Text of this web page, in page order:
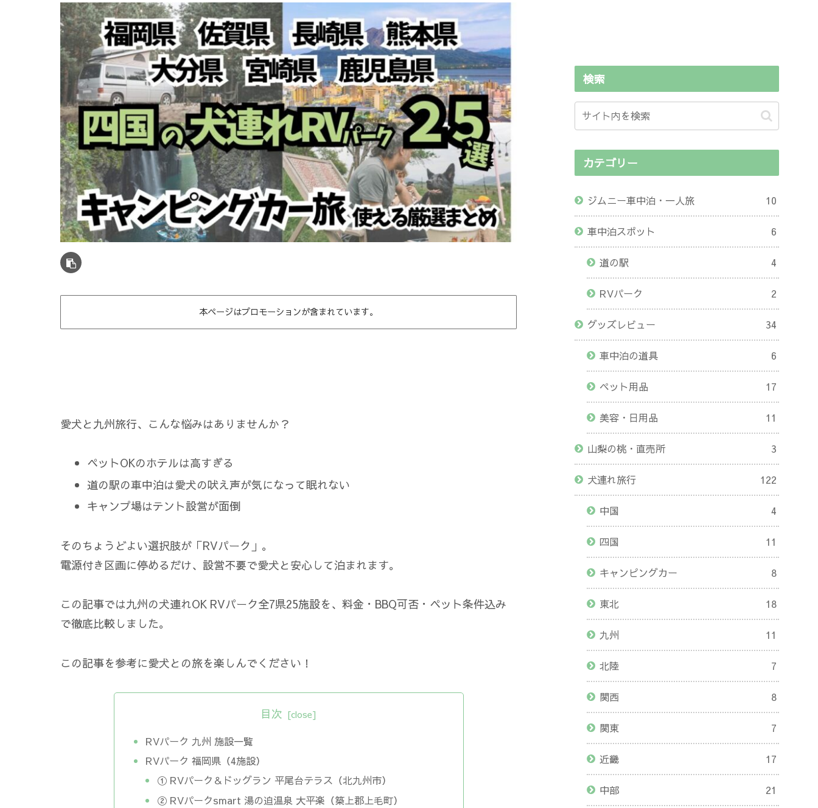
本ページはプロモーションが含まれています。
愛犬と九州旅行、こんな悩みはありませんか？
ペットOKのホテルは高すぎる
道の駅の車中泊は愛犬の吠え声が気になって眠れない
キャンプ場はテント設営が面倒
そのちょうどよい選択肢が「RVパーク」。
電源付き区画に停めるだけ、設営不要で愛犬と安心して泊まれます。
この記事では九州の犬連れOK RVパーク全7県25施設を、料金・BBQ可否・ペット条件込み
で徹底比較しました。
この記事を参考に愛犬との旅を楽しんでください！
目次
RVパーク 九州 施設一覧
RVパーク 福岡県（4施設）
① RVパーク＆ドッグラン 平尾台テラス（北九州市）
② RVパークsmart 湯の迫温泉 大平楽（築上郡上毛町）
検索
カテゴリー
ジムニー車中泊・一人旅 10
車中泊スポット 6
道の駅 4
RVパーク 2
グッズレビュー 34
車中泊の道具 6
ペット用品 17
美容・日用品 11
山梨の桃・直売所 3
犬連れ旅行 122
中国 4
四国 11
キャンピングカー 8
東北 18
九州 11
北陸 7
関西 8
関東 7
近畿 17
中部 21